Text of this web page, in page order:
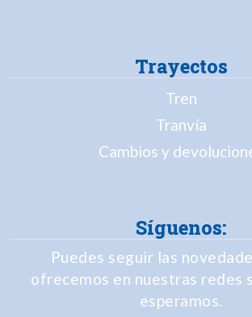
Síguenos:
Puedes seguir las
ofrecemos en nuestras redes
esperamos.
Trayectos
Tren
Tranvía
Cambios y